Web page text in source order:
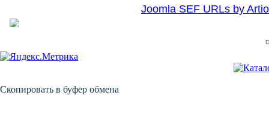
Joomla SEF URLs by Artio
Скопировать в буфер обмена